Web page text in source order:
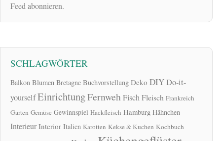
Feed abonnieren.
SCHLAGWÖRTER
Balkon Blumen Bretagne Buchvorstellung Deko DIYDo-it-
yourselfEinrichtungFernwehFischFleisch Frankreich
Garten Gemüse Gewinnspiel Hackfleisch Hamburg Hähnchen
Interieur Interior Italien Karotten Kekse & Kuchen Kochbuch